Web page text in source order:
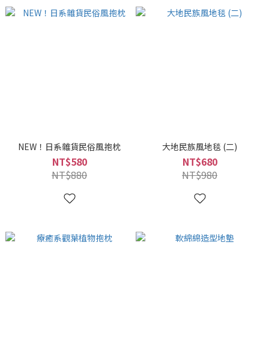
NEW！日系雜貨民俗風抱枕
NT$580
NT$880
大地民族風地毯 (二)
NT$680
NT$980